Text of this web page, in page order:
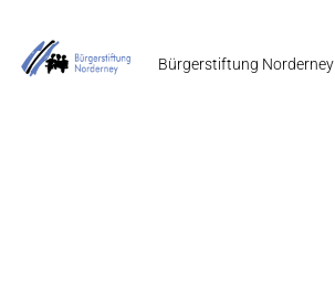
Bürgerstiftung Norderney